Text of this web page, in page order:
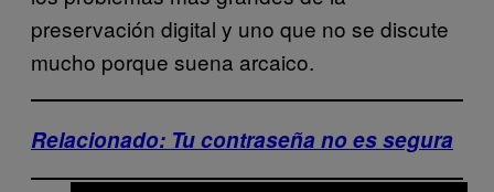
preservación digital y uno que no se discute
mucho porque suena arcaico.
Relacionado: Tu contraseña no es segura